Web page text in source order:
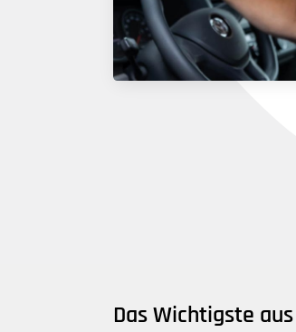
Das Wichtigste